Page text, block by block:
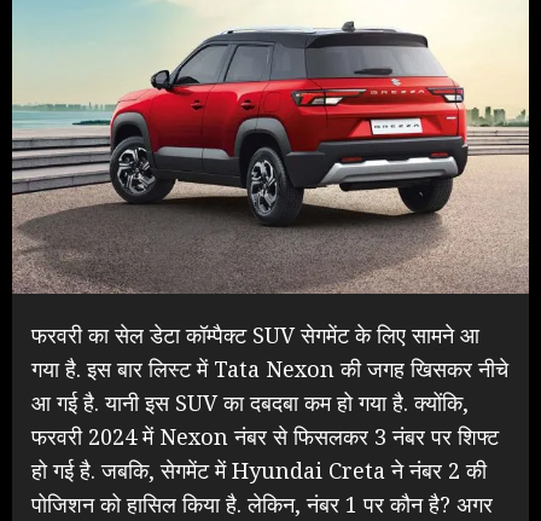
फरवरी का सेल डेटा कॉम्पैक्ट SUV सेगमेंट के लिए सामने आ
गया है. इस बार लिस्ट में Tata Nexon की जगह खिसकर नीचे
आ गई है. यानी इस SUV का दबदबा कम हो गया है. क्योंकि,
फरवरी 2024 में Nexon नंबर से फिसलकर 3 नंबर पर शिफ्ट
हो गई है. जबकि, सेगमेंट में Hyundai Creta ने नंबर 2 की
पोजिशन को हासिल किया है. लेकिन, नंबर 1 पर कौन है? अगर